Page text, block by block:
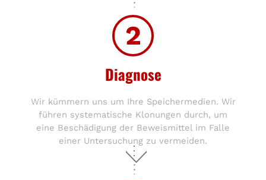
2
Diagnose
Wir kümmern uns um Ihre Speichermedien. Wir
führen systematische Klonungen durch, um
eine Beschädigung der Beweismittel im Falle
einer Untersuchung zu vermeiden.